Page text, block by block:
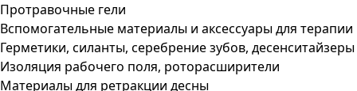
Протравочные гели
Вспомогательные материалы и аксессуары для терапии
Герметики, силанты, серебрение зубов, десенситайзеры
Изоляция рабочего поля, роторасширители
Материалы для ретракции десны